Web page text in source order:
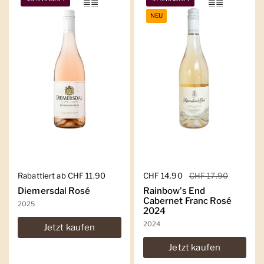
Regulärer Preis
Rabattiert ab CHF 11.90
Diemersdal Rosé
2025
Jetzt kaufen
Regulärer Preis
CHF 14.90 Sale-Preis
CHF 17.90
Rainbow's End
Cabernet Franc Rosé
2024
2024
Jetzt kaufen
NEU